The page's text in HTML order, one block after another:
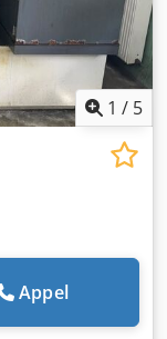
1 / 5
Appel